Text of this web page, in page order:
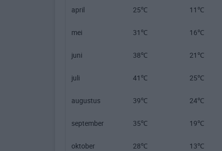
april 25℃ 11℃
mei 31℃ 16℃
juni 38℃ 21℃
juli 41℃ 25℃
augustus 39℃ 24℃
september 35℃ 19℃
oktober 28℃ 13℃